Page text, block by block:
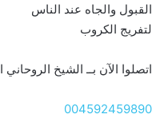
القبول والجاه عند الناس
لتفريج الكروب
اتصلوا الآن بــ الشيخ
004592459890